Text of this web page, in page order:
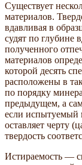
Существует
материалов.
вдавливая в
судят по глубине
полученного
материалов
которой десять
расположены в
по порядку
предыдущем, а
если испытуемый
оставляет черту
твердость
Истираемость —